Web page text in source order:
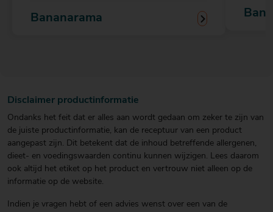
Bananarama
Disclaimer productinformatie
Ondanks het feit dat er alles aan wordt gedaan om zeker te zijn van
de juiste productinformatie, kan de receptuur van een product
aangepast zijn. Dit betekent dat de inhoud betreffende allergenen,
dieet- en voedingswaarden continu kunnen wijzigen. Lees daarom
ook altijd het etiket op het product en vertrouw niet alleen op de
informatie op de website.
Indien je vragen hebt of een advies wenst over een van de